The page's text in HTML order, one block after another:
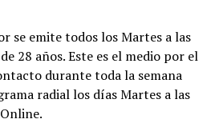
se emite todos los Martes a las
28 años. Este es el medio por el
durante toda la semana
radial los días Martes a las